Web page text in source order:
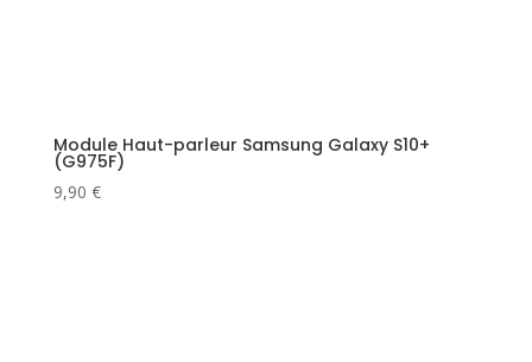
Module Haut-parleur Samsung Galaxy S10+
(G975F)
9,90 €